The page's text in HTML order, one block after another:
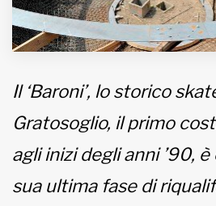
www.viveremilano.info
Fondato e diretto da Enzo De
Imbonati, 89 20159 Milano (Italia)
Informativa sulla privacy
Il ‘Baroni’, lo storico
Gratosoglio, il primo
agli inizi degli anni ’90,
sua ultima fase di